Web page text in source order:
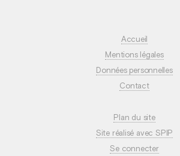
Accueil
Mentions légales
Données personnelles
Contact
Plan du site
Site réalisé avec SPIP
Se connecter